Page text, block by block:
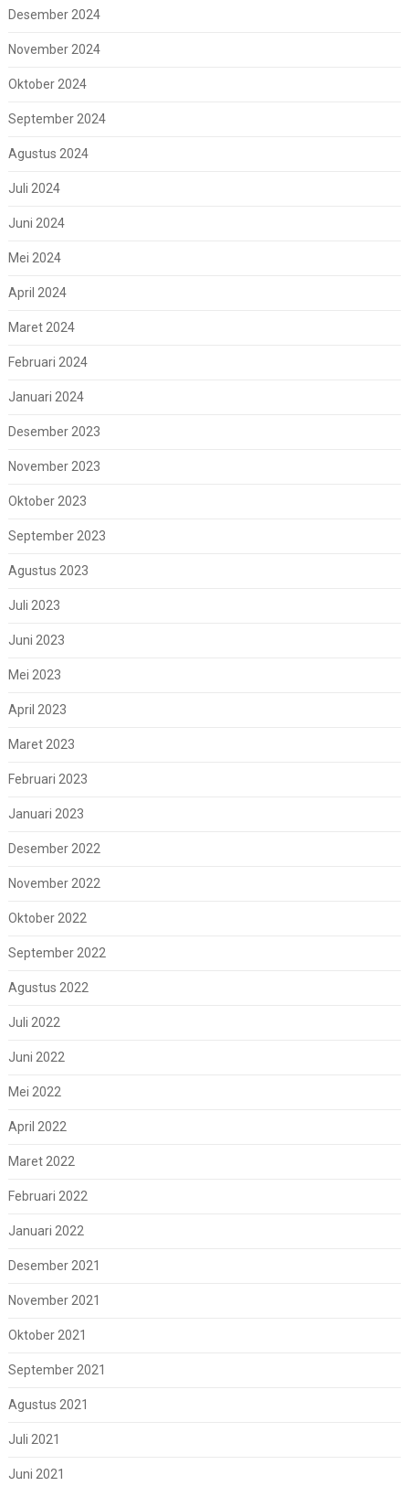
Desember 2024
November 2024
Oktober 2024
September 2024
Agustus 2024
Juli 2024
Juni 2024
Mei 2024
April 2024
Maret 2024
Februari 2024
Januari 2024
Desember 2023
November 2023
Oktober 2023
September 2023
Agustus 2023
Juli 2023
Juni 2023
Mei 2023
April 2023
Maret 2023
Februari 2023
Januari 2023
Desember 2022
November 2022
Oktober 2022
September 2022
Agustus 2022
Juli 2022
Juni 2022
Mei 2022
April 2022
Maret 2022
Februari 2022
Januari 2022
Desember 2021
November 2021
Oktober 2021
September 2021
Agustus 2021
Juli 2021
Juni 2021